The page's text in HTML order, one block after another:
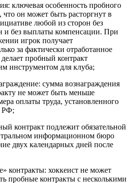
ключевая особенность пробного
он может быть расторгнут в
любой из сторон без
и без выплаты компенсации. При
игрок получает
за фактически отработанное
пробный контракт
инструментом для клуба;
сумма вознаграждения
не может быть меньше
оплаты труда, установленного
РФ;
контракт подлежит обязательной
информационном бюро
двух календарных дней после
контракты: хоккеист не может
пробные контракты с несколькими